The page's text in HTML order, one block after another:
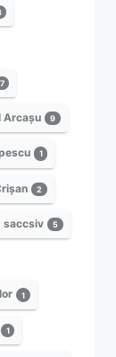
7
Arcașu 9
1
2
saccsiv 5
1
1